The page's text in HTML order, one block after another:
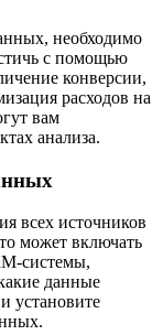
необходимо
с помощью
конверсии,
расходов на
вам
анализа.
всех источников
может включать
системы,
данные
установите